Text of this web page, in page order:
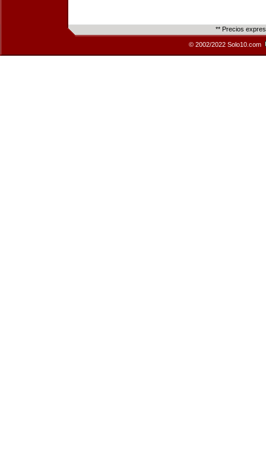
** Precios
© 2002/2022 Solo10.com